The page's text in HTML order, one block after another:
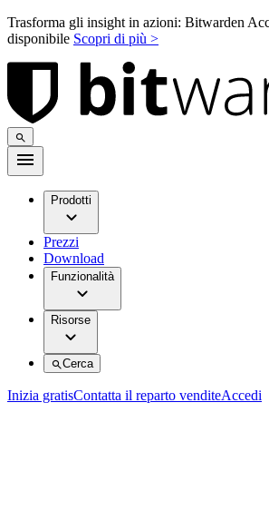
Trasforma gli insight in azioni: Bitwarden
disponibile Scopri di più >
Prodotti
Prezzi
Download
Funzionalità
Risorse
Cerca
Inizia gratisContatta il reparto venditeAccedi